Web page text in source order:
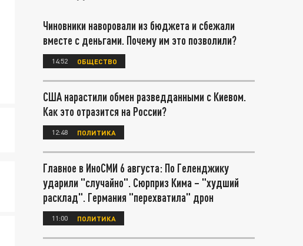
Чиновники наворовали из бюджета и сбежали
вместе с деньгами. Почему им это позволили?
14:52 ОБЩЕСТВО
США нарастили обмен разведданными с Киевом.
Как это отразится на России?
12:48 ПОЛИТИКА
Главное в ИноСМИ 6 августа: По Геленджику
ударили "случайно". Сюрприз Кима – "худший
расклад". Германия "перехватила" дрон
11:00 ПОЛИТИКА